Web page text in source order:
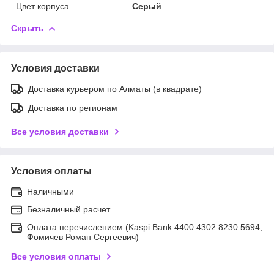
Цвет корпуса
Серый
Скрыть
Условия доставки
Доставка курьером по Алматы (в квадрате)
Доставка по регионам
Все условия доставки
Условия оплаты
Наличными
Безналичный расчет
Оплата перечислением (Kaspi Bank 4400 4302 8230 5694,
Фомичев Роман Сергеевич)
Все условия оплаты